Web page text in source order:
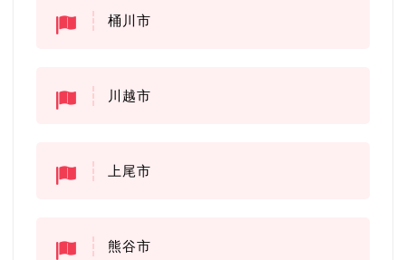
桶川市
川越市
上尾市
熊谷市